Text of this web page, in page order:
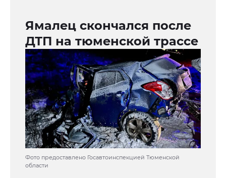
Ямалец скончался после
ДТП на тюменской трассе
Фото предоставлено Госавтоинспекцией Тюменской
области